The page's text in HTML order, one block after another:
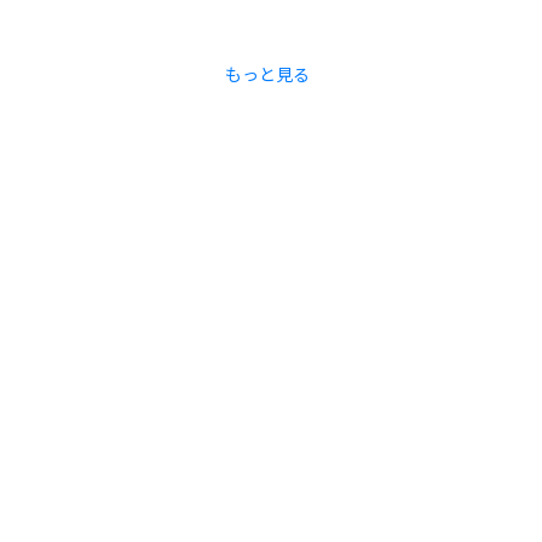
もっと見る